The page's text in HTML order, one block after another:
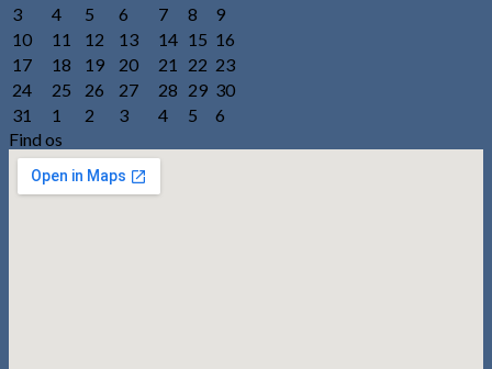
3
4 5 6 7 8
9
10
11 12 13 14 15 16
17
18 19 20 21 22 23
24
25 26 27 28 29 30
31
1 2 3 4 5
6
Find os